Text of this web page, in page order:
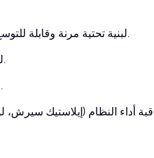
منصات الحوسبة السحابية: AWS، وAzure، وGoogle Cloud لبنية تحتية مرنة وقابلة للتوسع وعند الطلب.
الحاويات والتنسيق: Docker، وKubernetes لتغليف التطبيقات وإدارة نشرها.
إدارة التكوين: Ansible، وPuppet، وChef، وSaltStack لأتمتة تكوين النظام.